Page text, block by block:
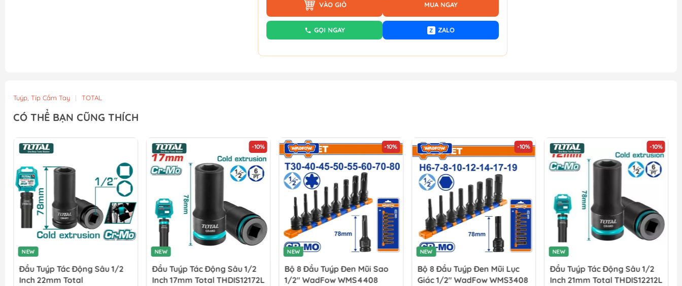
VÀO GIỎ MUA NGAY
GỌI NGAY Z ZALO
Tuýp, Típ Cầm Tay | TOTAL
CÓ THỂ BẠN CŨNG THÍCH
NEW
Đầu Tuýp Tác Động Sâu 1/2
Inch 22mm Total
-10%
NEW
Đầu Tuýp Tác Động Sâu 1/2
Inch 17mm Total THDIS12172L
-10%
NEW
Bộ 8 Đầu Tuýp Đen Mũi Sao
1/2" WadFow WMS4408
-10%
NEW
Bộ 8 Đầu Tuýp Đen Mũi Lục
Giác 1/2" WadFow WMS3408
-10%
NEW
Đầu Tuýp Tác Động Sâu 1/2
Inch 21mm Total THDIS12212L